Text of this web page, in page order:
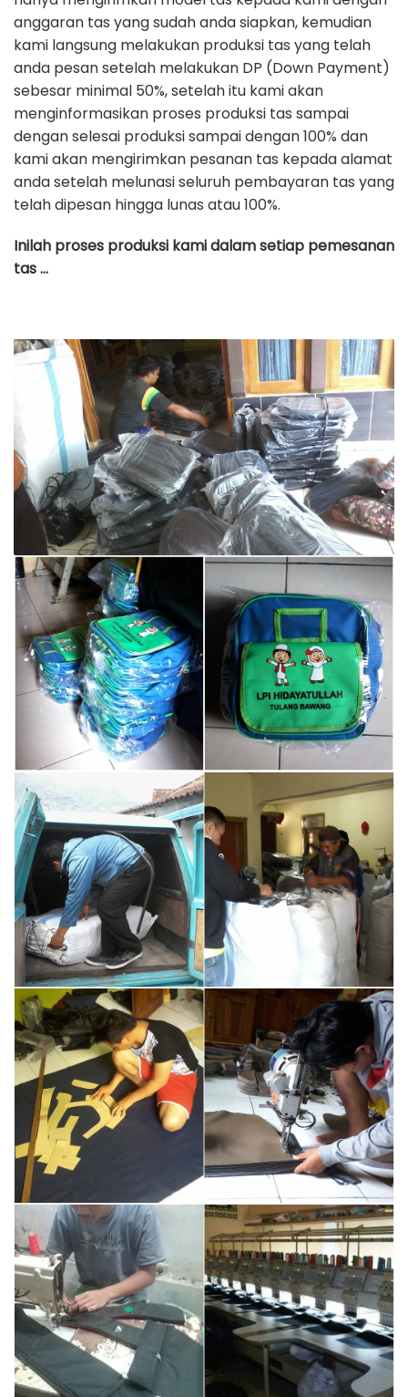
anggaran tas yang sudah anda siapkan, kemudian
kami langsung melakukan produksi tas yang telah
anda pesan setelah melakukan DP (Down Payment)
sebesar minimal 50%, setelah itu kami akan
menginformasikan proses produksi tas sampai
dengan selesai produksi sampai dengan 100% dan
kami akan mengirimkan pesanan tas kepada alamat
anda setelah melunasi seluruh pembayaran tas yang
telah dipesan hingga lunas atau 100%.
Inilah proses produksi kami dalam setiap pemesanan
tas …